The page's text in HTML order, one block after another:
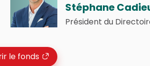
Stéphane
Président du
le fonds